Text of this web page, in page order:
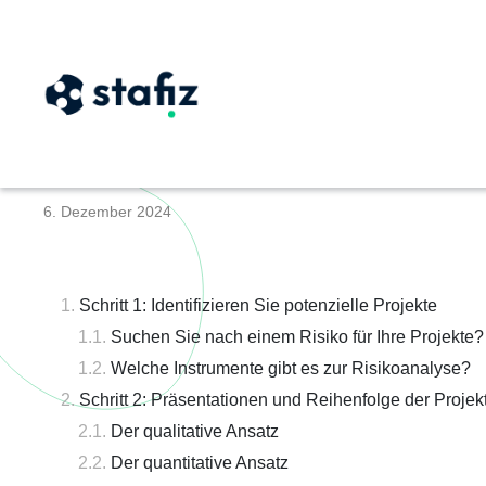
6. Dezember 2024
Schritt 1: Identifizieren Sie potenzielle Projekte
Suchen Sie nach einem Risiko für Ihre Projekte?
Welche Instrumente gibt es zur Risikoanalyse?
Schritt 2: Präsentationen und Reihenfolge der
Der qualitative Ansatz
Der quantitative Ansatz